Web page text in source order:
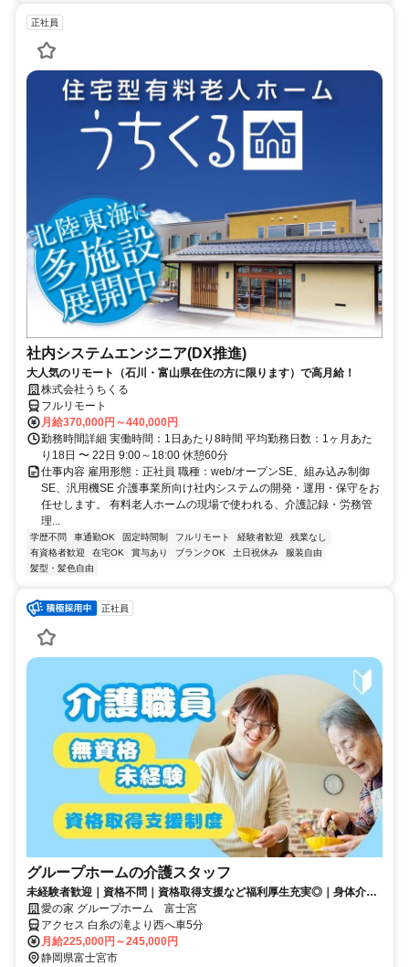
正社員
社内システムエンジニア(DX推進)
大人気のリモート（石川・富山県在住の方に限ります）で高月給！
株式会社うちくる
フルリモート
月給370,000円～440,000円
勤務時間詳細 実働時間：1日あたり8時間 平均勤務日数：1ヶ月あた
り18日 〜 22日 9:00～18:00 休憩60分
仕事内容 雇用形態：正社員 職種：web/オープンSE、組み込み制御
SE、汎用機SE 介護事業所向け社内システムの開発・運用・保守をお
任せします。 有料老人ホームの現場で使われる、介護記録・労務管
理...
学歴不問 車通勤OK 固定時間制 フルリモート 経験者歓迎
残業なし
有資格者歓迎
在宅OK 賞与あり ブランクOK 土日祝休み
服装自由
髪型・髪色自由
正社員
グループホームの介護スタッフ
未経験者歓迎｜資格不問｜資格取得支援など福利厚生充実◎｜身体介助
少なめ（対話が中心）
愛の家 グループホーム 富士宮
アクセス 白糸の滝より西へ車5分
月給225,000円～245,000円
静岡県富士宮市